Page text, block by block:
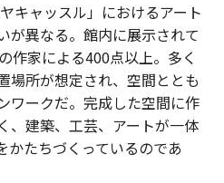
キャッスル」におけるアート
が異なる。館内に展示されて
作家による400点以上。多く
場所が想定され、空間ととも
ワークだ。完成した空間に作
、建築、工芸、アートが一体
かたちづくっているのであ